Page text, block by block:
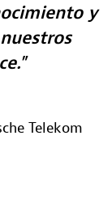
y
Telekom